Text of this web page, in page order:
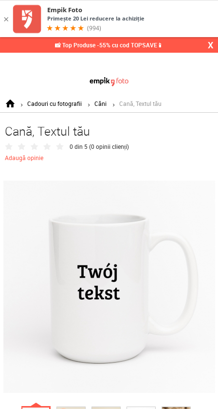
📸 Top Produse -55% cu cod TOPSAVE📱 X
Cadouri cu fotografii Căni Cană, Textul tău
Cană, Textul tău
0 din 5 (0 opinii clienți)
Adaugă opinie